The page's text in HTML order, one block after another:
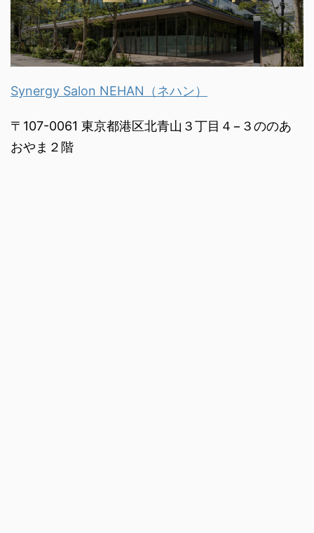
Synergy Salon NEHAN（ネハン）
〒107-0061 東京都港区北青山３丁目４−３ののあ
おやま２階